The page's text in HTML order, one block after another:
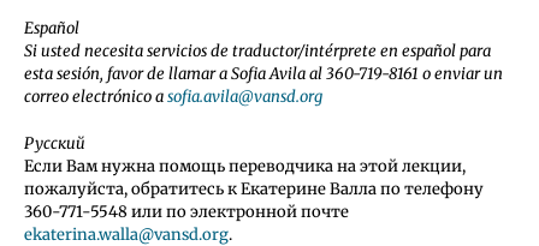
Español
Si usted necesita servicios de traductor/intérprete en español para
esta sesión, favor de llamar a Sofia Avila al360-719-8161 o enviar un
correo electrónico asofia.avila@vansd.org
Русский
Если Вам нужна помощь переводчика на этой лекции,
пожалуйста, обратитесь к Екатерине Валла по телефону
360-771-5548 или по электронной почте
ekaterina.walla@vansd.org.